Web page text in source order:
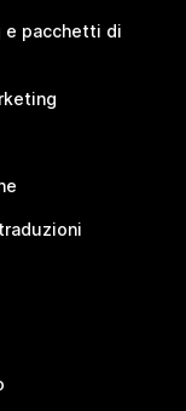
e pacchetti di